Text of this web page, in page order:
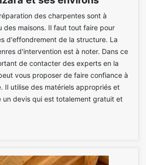
des charpentes sont à
des maisons. Il faut tout faire pour
d'effondrement de la structure. La
d'intervention est à noter. Dans ce
de contacter des experts en la
vous proposer de faire confiance à
Il utilise des matériels appropriés et
un devis qui est totalement gratuit et